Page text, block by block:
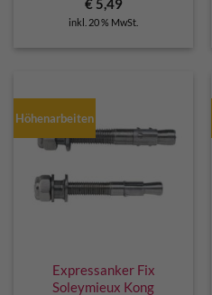
€5,49
inkl. 20 % MwSt.
Höhenarbeiten
Expressanker Fix
Soleymieux Kong